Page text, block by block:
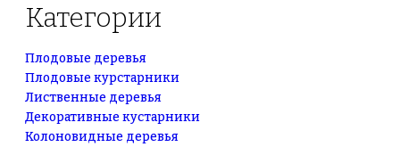
Категории
Плодовые деревья
Плодовые курстарники
Лиственные деревья
Декоративные кустарники
Колоновидные деревья